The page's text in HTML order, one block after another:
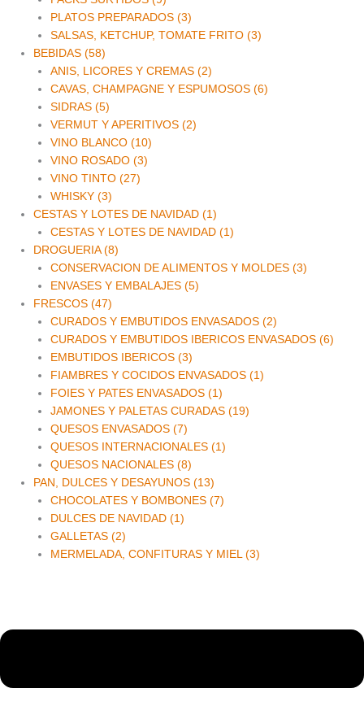
PLATOS PREPARADOS (3)
SALSAS, KETCHUP, TOMATE FRITO (3)
BEBIDAS (58)
ANIS, LICORES Y CREMAS (2)
CAVAS, CHAMPAGNE Y ESPUMOSOS (6)
SIDRAS (5)
VERMUT Y APERITIVOS (2)
VINO BLANCO (10)
VINO ROSADO (3)
VINO TINTO (27)
WHISKY (3)
CESTAS Y LOTES DE NAVIDAD (1)
CESTAS Y LOTES DE NAVIDAD (1)
DROGUERIA (8)
CONSERVACION DE ALIMENTOS Y MOLDES (3)
ENVASES Y EMBALAJES (5)
FRESCOS (47)
CURADOS Y EMBUTIDOS ENVASADOS (2)
CURADOS Y EMBUTIDOS IBERICOS ENVASADOS (6)
EMBUTIDOS IBERICOS (3)
FIAMBRES Y COCIDOS ENVASADOS (1)
FOIES Y PATES ENVASADOS (1)
JAMONES Y PALETAS CURADAS (19)
QUESOS ENVASADOS (7)
QUESOS INTERNACIONALES (1)
QUESOS NACIONALES (8)
PAN, DULCES Y DESAYUNOS (13)
CHOCOLATES Y BOMBONES (7)
DULCES DE NAVIDAD (1)
GALLETAS (2)
MERMELADA, CONFITURAS Y MIEL (3)